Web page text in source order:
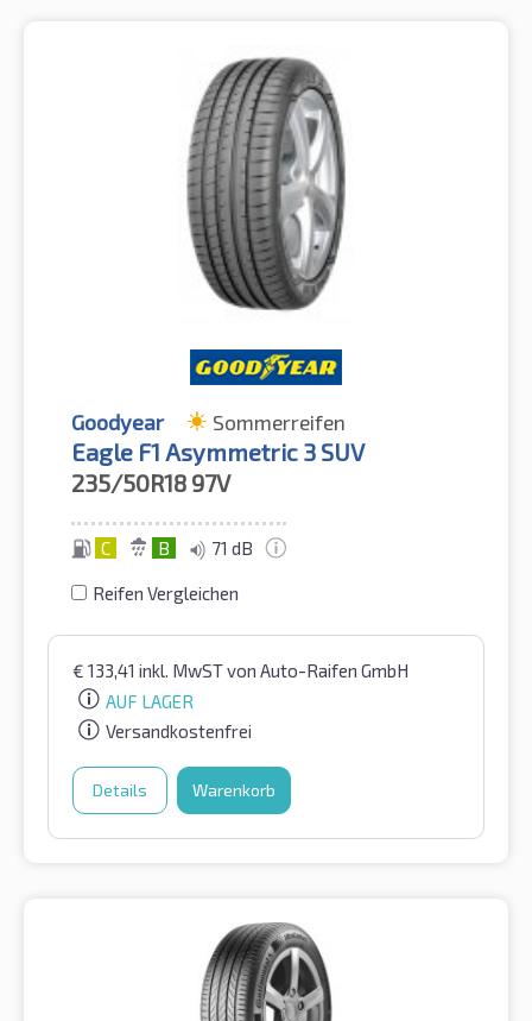
Goodyear Sommerreifen
Eagle F1 Asymmetric 3 SUV
235/50R18 97V
C B 71 dB
Reifen Vergleichen
€ 133,41 inkl. MwSTvon Auto-Raifen GmbH
AUF LAGER
Versandkostenfrei
Details Warenkorb